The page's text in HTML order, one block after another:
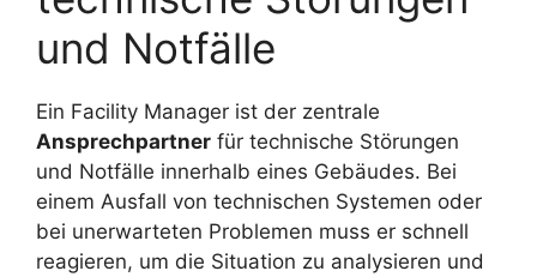
und Notfälle
Ein Facility Manager ist der zentrale
Ansprechpartner für technische Störungen
und Notfälle innerhalb eines Gebäudes. Bei
einem Ausfall von technischen Systemen oder
bei unerwarteten Problemen muss er schnell
reagieren, um die Situation zu analysieren und